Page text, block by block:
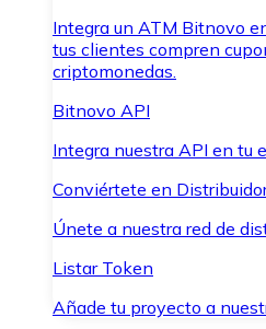
Integra un ATM Bitnovo
tus clientes compren
criptomonedas.
Bitnovo API
Integra nuestra API en tu
Conviértete en
Únete a nuestra red de
Listar Token
Añade tu proyecto a